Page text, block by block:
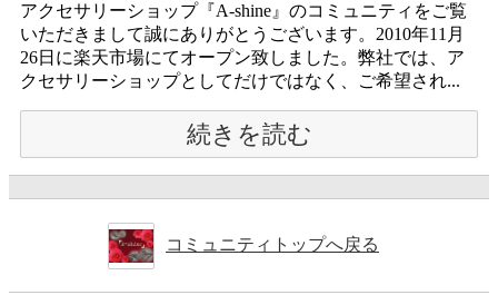
アクセサリーショップ『A-shine』のコミュニティをご覧
いただきまして誠にありがとうございます。2010年11月
26日に楽天市場にてオープン致しました。弊社では、ア
クセサリーショップとしてだけではなく、ご希望され...
続きを読む
コミュニティトップへ戻る